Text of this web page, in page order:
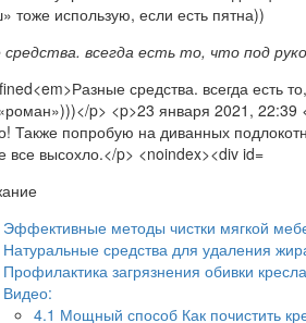
тоже использую, если есть пятна))
всегда есть то, что под
Эффективные методы чистки мягкой
Натуральные средства для удаления
Профилактика загрязнения обивки кресла
Видео:
4.1 Мощный способ Как почистить